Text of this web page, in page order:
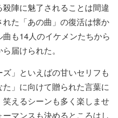
陣に魅了されることは間違
た「あの曲」の復活は懐か
も14人のイケメンたちから
届けられた。
」といえばの甘いセリフも
」に向けて贈られた言葉に
笑えるシーンも多く楽しませ
マンスも決めるところはし